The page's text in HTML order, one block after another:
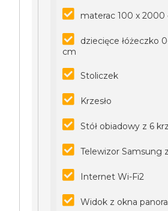
materac 100 x 2000
dziecięce łóżeczko
cm
Stoliczek
Krzesło
Stół obiadowy z 6
Telewizor Samsung
Internet Wi-Fi2
Widok z okna